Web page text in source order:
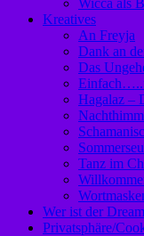
Wicca als
Kreatives
An Freyja
Dank an
Das
Hagalaz –
Tanz im
Wer ist der
Privatsphäre/